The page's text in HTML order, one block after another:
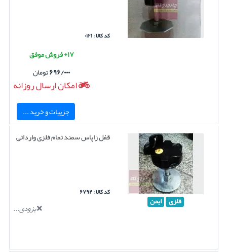
کد کالا : ۰۱۲۱
۱۷+ فروش موفق
۶۹۶/۰۰۰تومان
امکان ارسال روزانه
جزییات و خرید ...
فلزی ایمن
قفل زاپاس سمند تمام فلزی وارداتی
کد کالا : ۶۷۹۲
بزودی...